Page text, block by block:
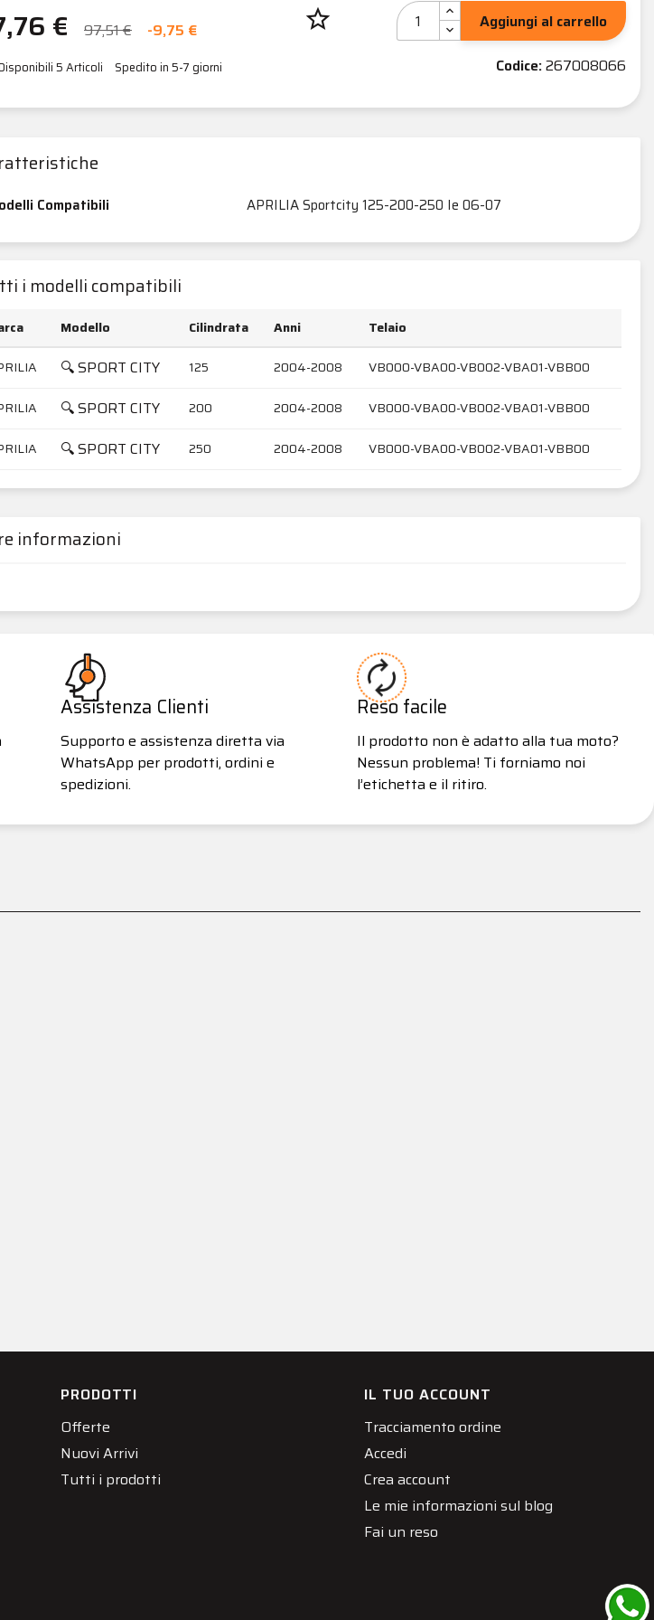
€ 97,51 € -9,75 €
5 Articoli Spedito in 5-7 giorni
star_border
Aggiungi al carrello
Codice:267008066
Compatibili APRILIA Sportcity 125-200-250 Ie 06-07
i modelli compatibili
Modello Cilindrata Anni
Telaio
🔍 SPORT CITY 125 2004-2008 VB000-VBA00-VB002-VBA01-VBB00
🔍 SPORT CITY 200 2004-2008 VB000-VBA00-VB002-VBA01-VBB00
🔍 SPORT CITY 250 2004-2008 VB000-VBA00-VB002-VBA01-VBB00
informazioni
Assistenza Clienti
Supporto e assistenza diretta via
WhatsApp per prodotti, ordini e
spedizioni.
Reso facile
Il prodotto non è adatto alla tua moto?
Nessun problema! Ti forniamo noi
l’etichetta e il ritiro.
PRODOTTI
Offerte
Nuovi Arrivi
Tutti i prodotti
IL TUO ACCOUNT
Tracciamento ordine
Accedi
Crea account
Le mie informazioni sul blog
Fai un reso